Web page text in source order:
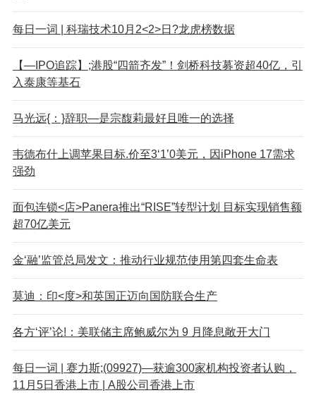
每日一词 | 科瑞技术10月2<2>日?龙虎榜数据
【—IPO追踪】;港股“四箭齐发”！剑桥科技募资超40亿，引
入泰康等基石
马光远{：}辞职—是宗馥莉最好且唯一的选择
韦德布什上调苹果目标.价至3‘1’0美元，因iPhone 17需求
强劲
面包连锁<店>Panera推出“RISE”转型计划 目标实现销售额
超70亿美元
金‘融’监管总局发文：推动行业规范使用第四套生命表
莫迪：印<度>和英国正迈向国防联合生产
各方‘评’论!：美联储主席鲍威尔为 9 月降息敞开大门
每日一词 | 赛力斯;(09927)—获逾300家机构投资者认购，
11月5日香港上市 | A股公司香港上市